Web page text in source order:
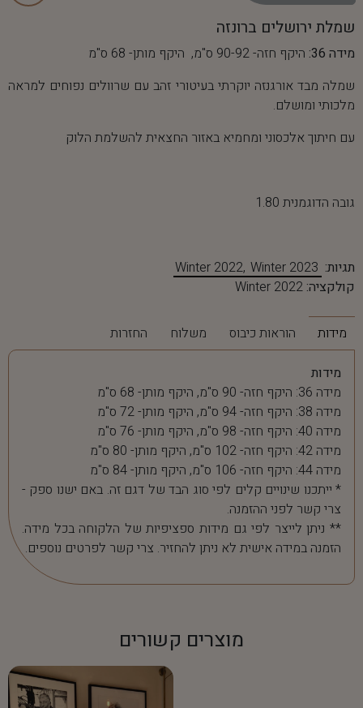
שמלת ירושלים ברונזה
מידה 36:
היקף חזה- 90-92 ס"מ, היקף מותן- 68 ס"מ
שמלה מבד אורגנזה יוקרתי בעיטורי זהב עם שרוולים נפוחים למראה
מלכותי ומושלם.
עם חיתוך אלכסוני ומחמיא באזור החצאית להשלמת הלוק
גובה הדוגמנית 1.80
תגיות: Winter 2022 Winter 2023
קולקציה: Winter 2022
מידות הוראות כיבוס משלוח החזרות
מידות
מידה 36: היקף חזה- 90 ס"מ, היקף מותן- 68 ס"מ
מידה 38: היקף חזה- 94 ס"מ, היקף מותן- 72 ס"מ
מידה 40: היקף חזה- 98 ס"מ, היקף מותן- 76 ס"מ
מידה 42: היקף חזה- 102 ס"מ, היקף מותן- 80 ס"מ
מידה 44: היקף חזה- 106 ס"מ, היקף מותן- 84 ס"מ
* ייתכנו שינויים קלים לפי סוג הבד של דגם זה. באם ישנו ספק -
צרי קשר לפני ההזמנה.
** ניתן לייצר לפי גם מידות ספציפיות של הלקוחה בכל מידה.
הזמנה במידה אישית לא ניתן להחזיר. צרי קשר לפרטים נוספים.
מוצרים קשורים